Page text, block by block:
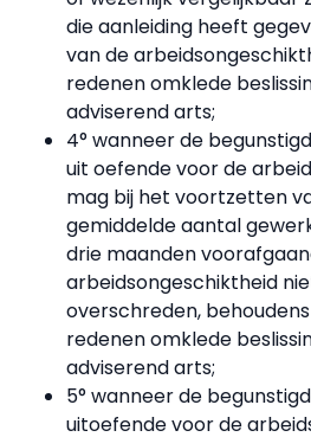
die aanleiding heeft
van de
redenen omklede
adviserend arts;
4° wanneer de
uit oefende voor de
mag bij het voortzetten
gemiddelde aantal
drie maanden
arbeidsongeschiktheid
overschreden,
redenen omklede
adviserend arts;
5° wanneer de
uitoefende voor de